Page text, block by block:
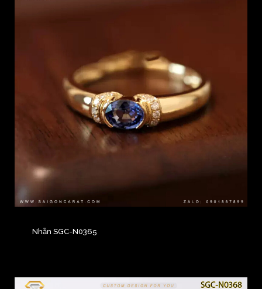
Nhẫn SGC-N0365